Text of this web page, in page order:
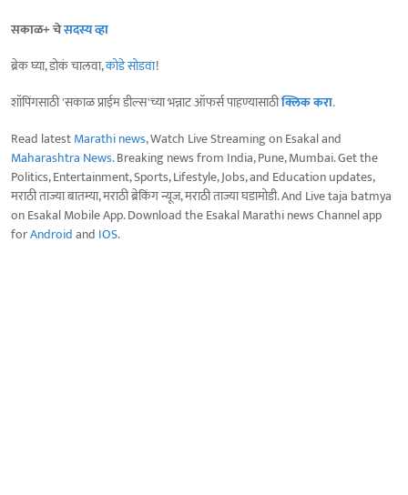
सकाळ+ चेसदस्य व्हा
ब्रेक घ्या, डोकं चालवा,कोडे सोडवा!
शॉपिंगसाठी 'सकाळ प्राईम डील्स'च्या भन्नाट ऑफर्स पाहण्यासाठीक्लिक करा.
Read latestMarathi news, Watch Live Streaming on Esakal and
Maharashtra News. Breaking news from India, Pune, Mumbai. Get the
Politics, Entertainment, Sports, Lifestyle, Jobs, and Education updates,
मराठी ताज्या बातम्या, मराठी ब्रेकिंग न्यूज, मराठी ताज्या घडामोडी. And Live taja batmya
on Esakal Mobile App. Download the Esakal Marathi news Channel app
forAndroidand IOS.